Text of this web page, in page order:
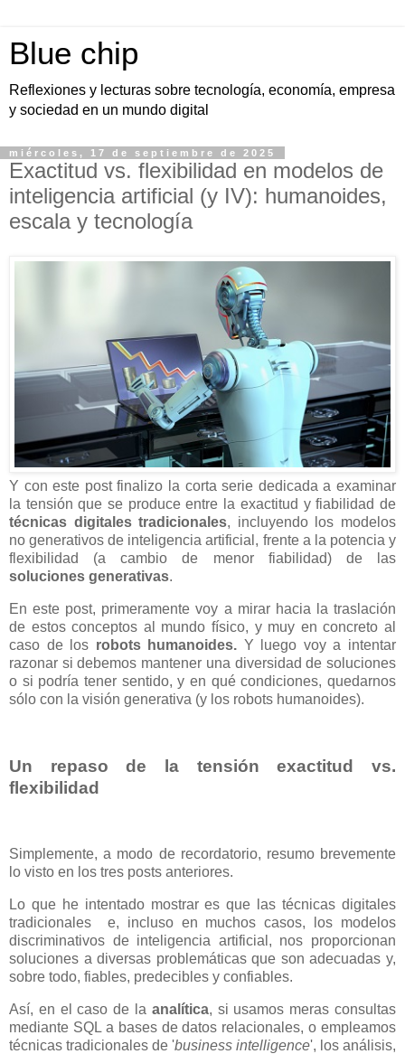
Blue chip
Reflexiones y lecturas sobre tecnología, economía, empresa
y sociedad en un mundo digital
miércoles, 17 de septiembre de 2025
Exactitud vs. flexibilidad en modelos de
inteligencia artificial (y IV): humanoides,
escala y tecnología
Y con este post finalizo la corta serie dedicada a examinar
la tensión que se produce entre la exactitud y fiabilidad de
técnicas digitales tradicionales, incluyendo los modelos
no generativos de inteligencia artificial, frente a la potencia y
flexibilidad (a cambio de menor fiabilidad) de las
soluciones generativas.
En este post, primeramente voy a mirar hacia la traslación
de estos conceptos al mundo físico, y muy en concreto al
caso de los robots humanoides. Y luego voy a intentar
razonar si debemos mantener una diversidad de soluciones
o si podría tener sentido, y en qué condiciones, quedarnos
sólo con la visión generativa (y los robots humanoides).
Un repaso de la tensión exactitud vs.
flexibilidad
Simplemente, a modo de recordatorio, resumo brevemente
lo visto en los tres posts anteriores.
Lo que he intentado mostrar es que las técnicas digitales
tradicionales e, incluso en muchos casos, los modelos
discriminativos de inteligencia artificial, nos proporcionan
soluciones a diversas problemáticas que son adecuadas y,
sobre todo, fiables, predecibles y confiables.
Así, en el caso de la analítica, si usamos meras consultas
mediante SQL a bases de datos relacionales, o empleamos
técnicas tradicionales de 'business intelligence', los análisis,